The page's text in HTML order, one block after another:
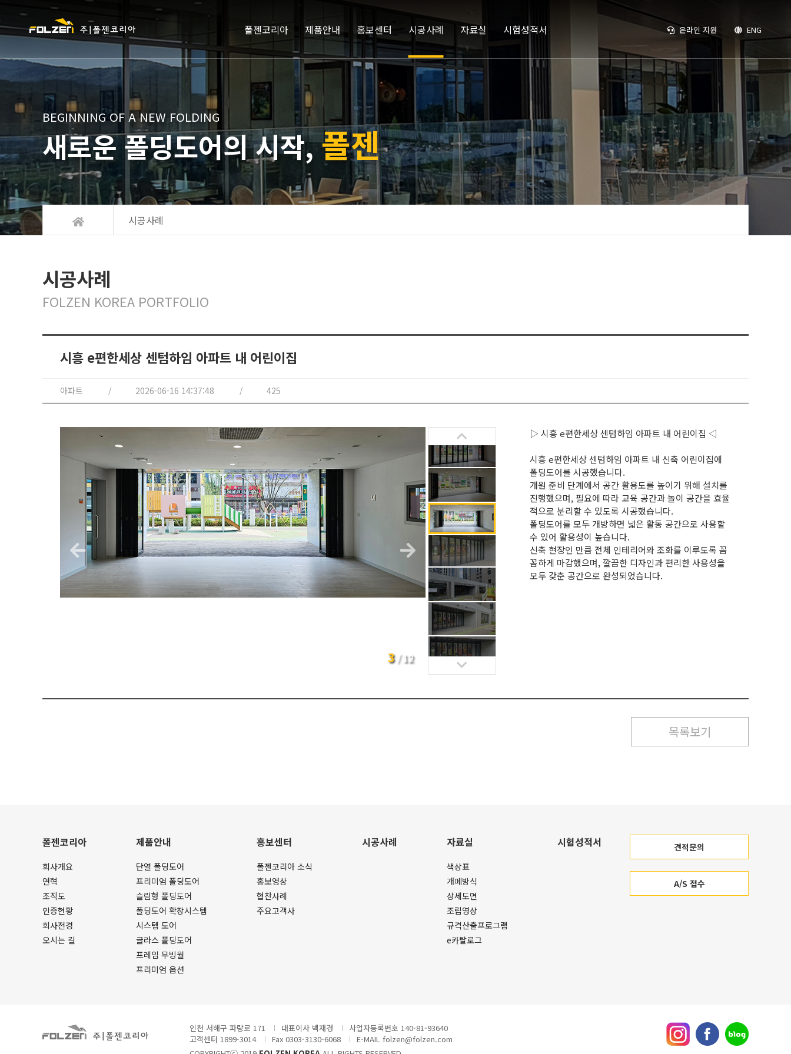
폴젠코리아 제품안내 홍보센터 시공사례 자료실 시험성적서 온라인 지원 ENG
BEGINNING OF A NEW FOLDING
새로운 폴딩도어의 시작,폴젠
시공사례
시공사례
FOLZEN KOREA PORTFOLIO
시흥 e편한세상 센텀하임 아파트 내 어린이집
아파트 2026-06-16 14:37:48 425
3/12
▷ 시흥 e편한세상 센텀하임 아파트 내 어린이집 ◁
시흥 e편한세상 센텀하임 아파트 내 신축 어린이집에
폴딩도어를 시공했습니다.
개원 준비 단계에서 공간 활용도를 높이기 위해 설치를
진행했으며, 필요에 따라 교육 공간과 놀이 공간을 효율
적으로 분리할 수 있도록 시공했습니다.
폴딩도어를 모두 개방하면 넓은 활동 공간으로 사용할
수 있어 활용성이 높습니다.
신축 현장인 만큼 전체 인테리어와 조화를 이루도록 꼼
꼼하게 마감했으며, 깔끔한 디자인과 편리한 사용성을
모두 갖춘 공간으로 완성되었습니다.
목록보기
폴젠코리아
회사개요
연혁
조직도
인증현황
회사전경
오시는 길
제품안내
단열 폴딩도어
프리미엄 폴딩도어
슬림형 폴딩도어
폴딩도어 확장시스템
시스템 도어
글라스 폴딩도어
프레임 무빙월
프리미엄 옵션
홍보센터
폴젠코리아 소식
홍보영상
협찬사례
주요고객사
시공사례 자료실
색상표
개폐방식
상세도면
조립영상
규격산출프로그램
e카탈로그
시험성적서 견적문의
A/S 접수
인천 서해구 파랑로 171 대표이사 백재경
사업자등록번호 140-81-93640
고객센터 1899-3014
Fax 0303-3130-6068
E-MAIL folzen@folzen.com